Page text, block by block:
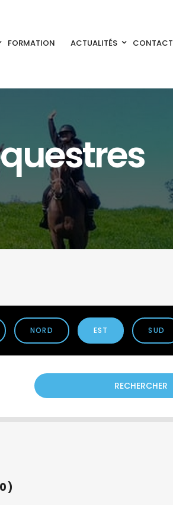
FORMATION ACTUALITÉS CONTACT
NORD EST SUD
RECHERCHER